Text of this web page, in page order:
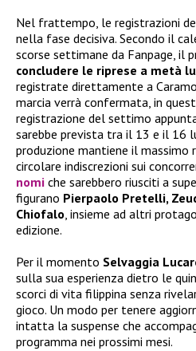
Nel frattempo, le registrazioni
nella fase decisiva. Secondo il
scorse settimane da Fanpage, il
concludere le riprese a metà
registrate direttamente a
marcia verrà confermata, in
registrazione del settimo
sarebbe prevista tra il 13 e il 16
produzione mantiene il massimo
circolare indiscrezioni sui
nomi che sarebbero riusciti a
figurano Pierpaolo Pretelli,
Chiofalo, insieme ad altri
edizione.
Per il momento Selvaggia
sulla sua esperienza dietro le
scorci di vita filippina senza
gioco. Un modo per tenere
intatta la suspense che
programma nei prossimi mesi.